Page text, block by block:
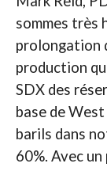
sommes très
prolongation
production
SDX des
base de
barils dans
60%. Avec un